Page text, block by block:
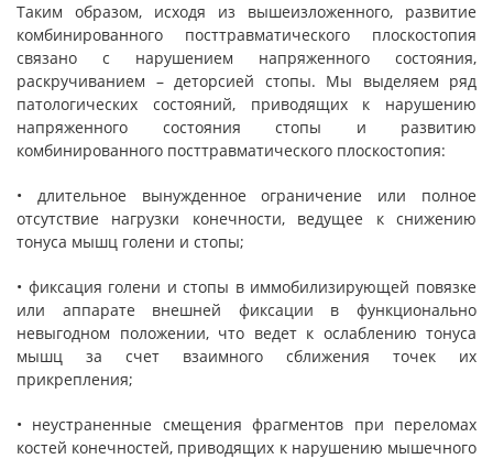
Таким образом, исходя из вышеизложенного, развитие
комбинированного посттравматического плоскостопия
связано с нарушением напряженного состояния,
раскручиванием – деторсией стопы. Мы выделяем ряд
патологических состояний, приводящих к нарушению
напряженного состояния стопы и развитию
комбинированного посттравматического плоскостопия:
• длительное вынужденное ограничение или полное
отсутствие нагрузки конечности, ведущее к снижению
тонуса мышц голени и стопы;
• фиксация голени и стопы в иммобилизирующей повязке
или аппарате внешней фиксации в функционально
невыгодном положении, что ведет к ослаблению тонуса
мышц за счет взаимного сближения точек их
прикрепления;
• неустраненные смещения фрагментов при переломах
костей конечностей, приводящих к нарушению мышечного